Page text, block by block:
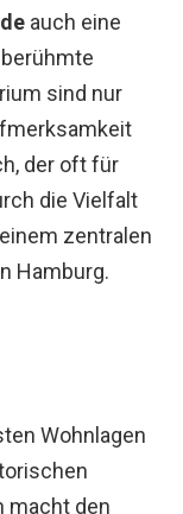
auch eine
sind nur
der oft für
die Vielfalt
zentralen
Hamburg.
Wohnlagen
macht den